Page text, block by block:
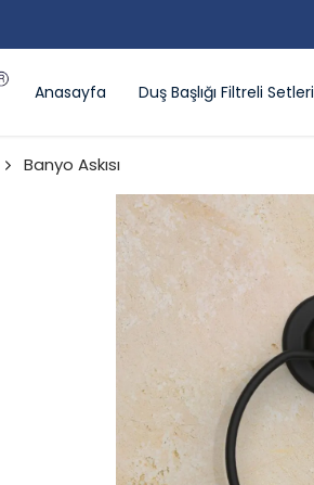
Anasayfa Duş Başlığı Filtreli Setleri
Banyo Askısı